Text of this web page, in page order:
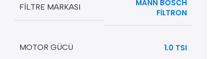
FILTRE MARKASI
MANN BOSCH
FİLTRON
MOTOR GÜCÜ 1.0 TSI